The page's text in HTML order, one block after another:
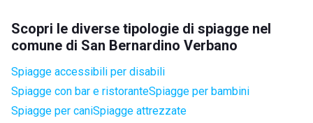
Scopri le diverse tipologie di spiagge nel
comune di San Bernardino Verbano
Spiagge accessibili per disabili
Spiagge con bar e ristoranteSpiagge per bambini
Spiagge per caniSpiagge attrezzate